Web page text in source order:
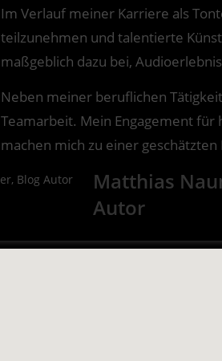
Im Verlauf meiner Karriere als
teilzunehmen und talentierte
maßgeblich dazu bei,
Neben meiner beruflichen
Teamarbeit. Mein Engagement für
machen mich zu einer
Matthias
Autor